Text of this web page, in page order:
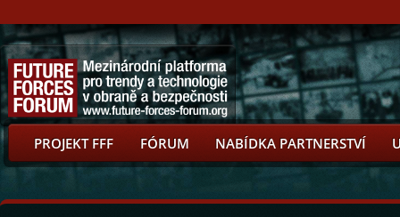
PROJEKT FFF FÓRUM NABÍDKA PARTNERSTVÍ